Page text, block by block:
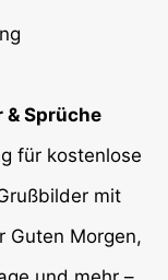
& Sprüche
für kostenlose
mit
Guten Morgen,